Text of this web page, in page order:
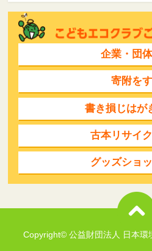
企業・団
寄附を
書き損じはが
古本リサイ
グッズショ
Copyright© 公益財団法人 日本環